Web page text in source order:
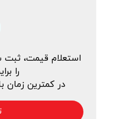
استعلام قیمت،
را
در کمترین